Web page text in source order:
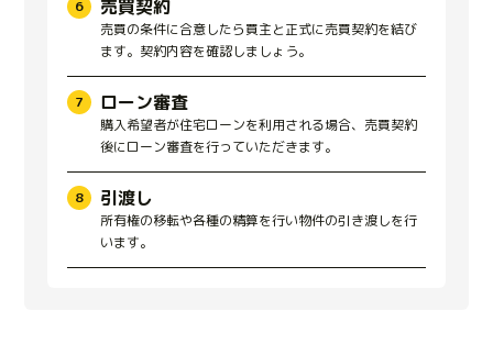
売買契約
売買の条件に合意したら買主と正式に売買契約を結び
ます。契約内容を確認しましょう。
ローン審査
購入希望者が住宅ローンを利用される場合、売買契約
後にローン審査を行っていただきます。
引渡し
所有権の移転や各種の精算を行い物件の引き渡しを行
います。